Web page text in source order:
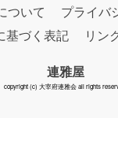
ついて
プライバ
基づく表記
リン
連雅屋
copyright (c) 大宰府連雅会 all rights